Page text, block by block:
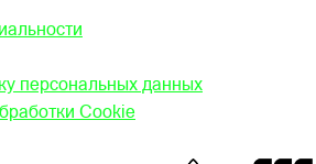
персональных данных
Cookie